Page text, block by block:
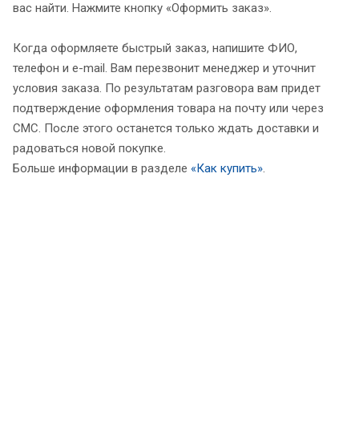
вас найти. Нажмите кнопку «Оформить заказ».
Когда оформляете быстрый заказ, напишите ФИО,
телефон и e-mail. Вам перезвонит менеджер и уточнит
условия заказа. По результатам разговора вам придет
подтверждение оформления товара на почту или через
СМС. После этого останется только ждать доставки и
радоваться новой покупке.
Больше информации в разделе «Как купить».